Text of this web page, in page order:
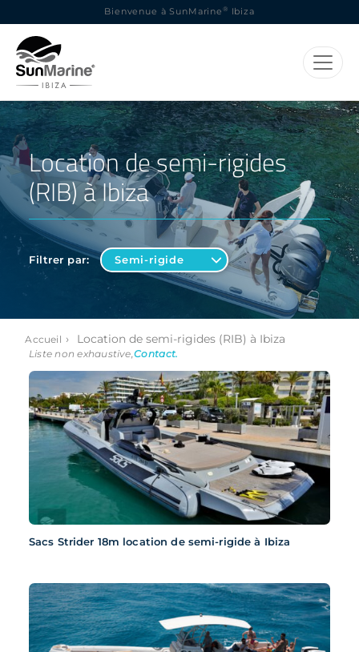
Bienvenue à SunMarine ® Ibiza
Location de semi-rigides
(RIB) à Ibiza
Filtrer par:
Accueil › Location de semi-rigides (RIB) à Ibiza
Liste non exhaustive,Contact.
Sacs Strider 18m location de semi-rigide à Ibiza